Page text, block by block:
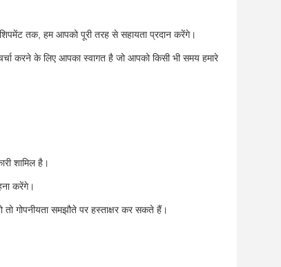
शिपमेंट तक, हम आपको पूरी तरह से सहायता प्रदान करेंगे।
करने के लिए आपका स्वागत है जो आपको किसी भी समय हमारे
शामिल है।
करेंगे।
गोपनीयता समझौते पर हस्ताक्षर कर सकते हैं।